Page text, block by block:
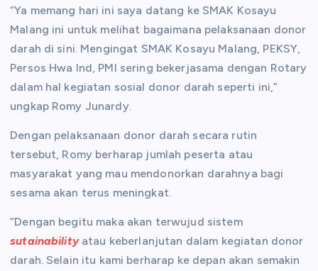
“Ya memang hari ini saya datang ke SMAK Kosayu
Malang ini untuk melihat bagaimana pelaksanaan donor
darah di sini. Mengingat SMAK Kosayu Malang, PEKSY,
Persos Hwa Ind, PMI sering bekerjasama dengan Rotary
dalam hal kegiatan sosial donor darah seperti ini,”
ungkap Romy Junardy.
Dengan pelaksanaan donor darah secara rutin
tersebut, Romy berharap jumlah peserta atau
masyarakat yang mau mendonorkan darahnya bagi
sesama akan terus meningkat.
“Dengan begitu maka akan terwujud sistem
sutainabilityatau keberlanjutan dalam kegiatan donor
darah. Selain itu kami berharap ke depan akan semakin